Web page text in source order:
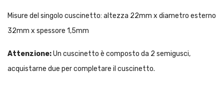
Misure del singolo cuscinetto: altezza 22mm x diametro esterno
32mm x spessore 1,5mm
Attenzione:Un cuscinetto è composto da 2 semigusci,
acquistarne due per completare il cuscinetto.